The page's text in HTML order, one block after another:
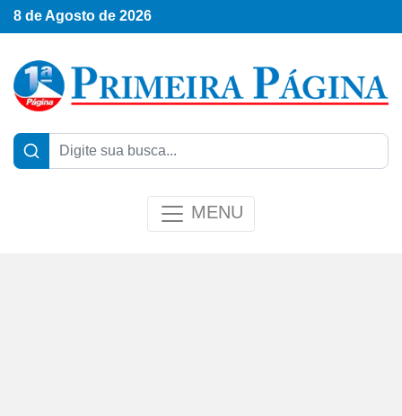
8 de Agosto de 2026
MENU